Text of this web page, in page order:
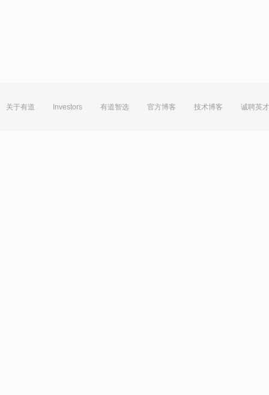
关于有道 Investors 有道智选 官方博客 技术博客 诚聘英才